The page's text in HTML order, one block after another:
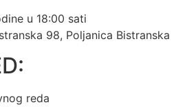
u 18:00 sati
98, Poljanica Bistranska
reda